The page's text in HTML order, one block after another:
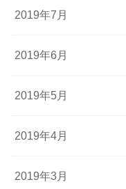
2019年7月
2019年6月
2019年5月
2019年4月
2019年3月